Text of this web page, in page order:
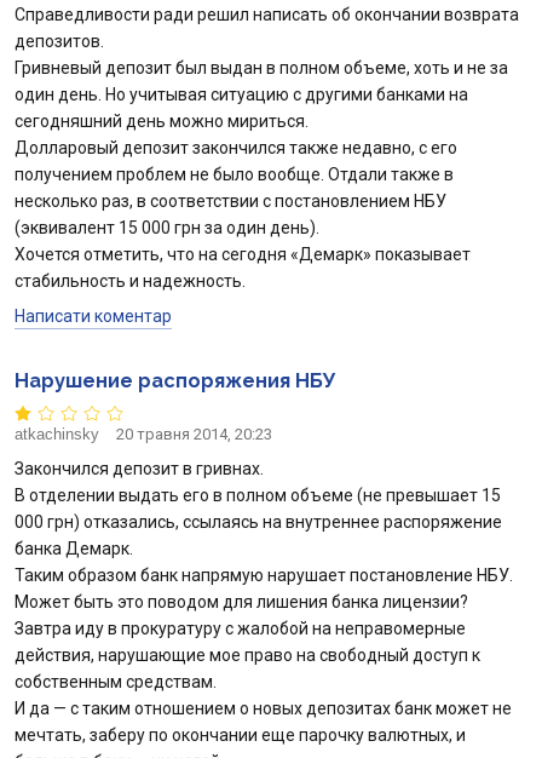
Справедливости ради решил написать об окончании возврата
депозитов.
Гривневый депозит был выдан в полном объеме, хоть и не за
один день. Но учитывая ситуацию с другими банками на
сегодняшний день можно мириться.
Долларовый депозит закончился также недавно, с его
получением проблем не было вообще. Отдали также в
несколько раз, в соответствии с постановлением НБУ
(эквивалент 15 000 грн за один день).
Хочется отметить, что на сегодня «Демарк» показывает
стабильность и надежность.
Написати коментар
Нарушение распоряжения НБУ
atkachinsky 20 травня 2014, 20:23
Закончился депозит в гривнах.
В отделении выдать его в полном объеме (не превышает 15
000 грн) отказались, ссылаясь на внутреннее распоряжение
банка Демарк.
Таким образом банк напрямую нарушает постановление НБУ.
Может быть это поводом для лишения банка лицензии?
Завтра иду в прокуратуру с жалобой на неправомерные
действия, нарушающие мое право на свободный доступ к
собственным средствам.
И да — с таким отношением о новых депозитах банк может не
мечтать, заберу по окончании еще парочку валютных, и